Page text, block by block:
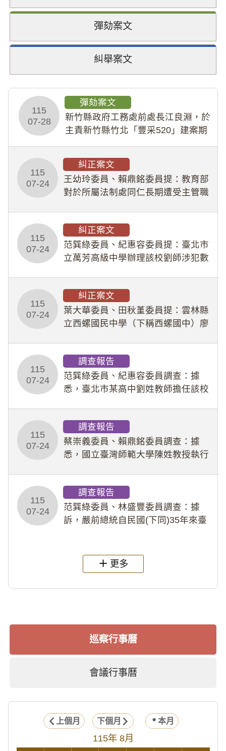
彈劾案文
糾舉案文
115
07-28
彈劾案文
新竹縣政府工務處前處長江良淵，於
主責新竹縣竹北「豐采520」建案期
幣1,483萬餘元，並長期收受建商餽
贈；復罔顧公共安全，圖利默許建商
於停工期間
115
07-24
糾正案文
王幼玲委員、賴鼎銘委員提：教育部
對於所屬法制處同仁長期遭受主管職
人員保障法」及「職業安全衛生法」
所定維護公務人員
115
07-24
糾正案文
范巽綠委員、紀惠容委員提：臺北市
立萬芳高級中學辦理該校劉師涉犯數
業把關與糾錯功能，不僅首份調查報
告漏未審酌師生不
115
07-24
糾正案文
葉大華委員、田秋堇委員提：雲林縣
立西螺國民中學（下稱西螺國中）廖
教羽球隊學生等行為，歷經該校校園
事件處理會議（下
115
07-24
調查報告
范巽綠委員、紀惠容委員調查：據
悉，臺北市某高中劉姓教師擔任該校
行拍攝特定樣態性影像並以手機傳送
劉師。該生因畏懼成
115
07-24
調查報告
蔡崇義委員、賴鼎銘委員調查：據
悉，國立臺灣師範大學陳姓教授執行
術倫理等情案調查報告。(115教調
31)
115
07-24
調查報告
范巽綠委員、林盛豐委員調查：據
訴，嚴前總統自民國(下同)35年來臺
過世後，總統府於89年間函請其家屬
繼續留住
更多
巡察行事曆
會議行事曆
上個月 下個月 本月
115年 8月